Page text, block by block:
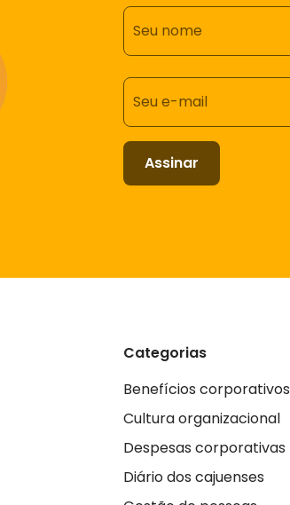
Seu nome
Seu e-mail
Assinar
Categorias
Benefícios corporativos
Cultura organizacional
Despesas corporativas
Diário dos cajuenses